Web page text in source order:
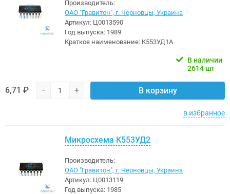
Производитель:
ОАО "Гравитон", г. Черновцы, Украина
Артикул: Ц0013590
Год выпуска: 1989
Краткое наименование: К553УД1А
В наличии
2614 шт
6,71 ₽ - + В корзину
в избранное
Микросхема К553УД2
Производитель:
ОАО "Гравитон", г. Черновцы, Украина
Артикул: Ц0013119
Год выпуска: 1985